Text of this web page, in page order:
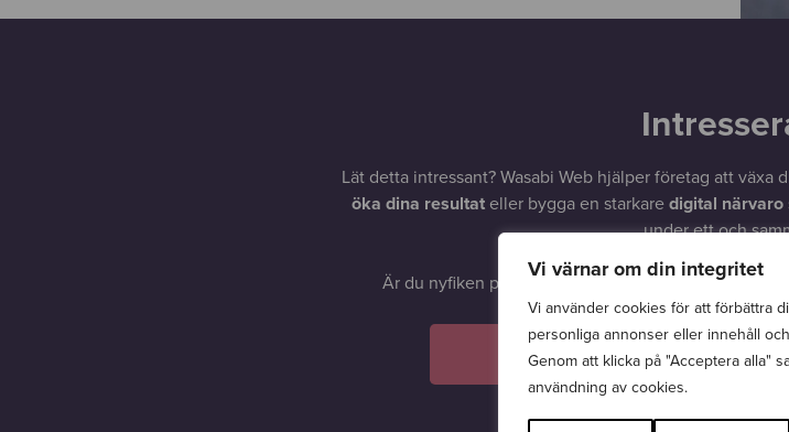
Vi värnar om din integritet
Vi använder cookies för att förbättra
personliga annonser eller innehåll
Genom att klicka på "Acceptera alla"
användning av cookies.
Lät detta intressant? Wasabi Web hjälper företag att växa
öka dina resultateller bygga en starkare digital närvaro
under ett och
Är du nyfiken på hur vi kan skapa en liknande
PRATA MED OSS